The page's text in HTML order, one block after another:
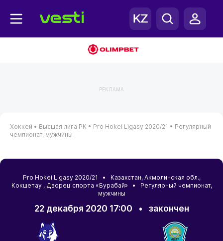
РЕКЛАМА
Хоккей • Высшая лига РК • Pro Hokei Ligasy 2020/21 • Регулярный
чемпионат, мужчины
Pro Hokei Ligasy 2020/21 • Казахстан, Акмолинская обл.,
Кокшетау, Дворец спорта «Бурабай» • Регулярный чемпионат,
мужчины
22 декабря 2020 17:00 • закончен